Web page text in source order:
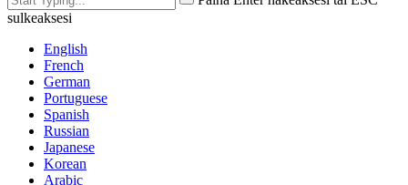
sulkeaksesi
English
French
German
Portuguese
Spanish
Russian
Japanese
Korean
Arabic